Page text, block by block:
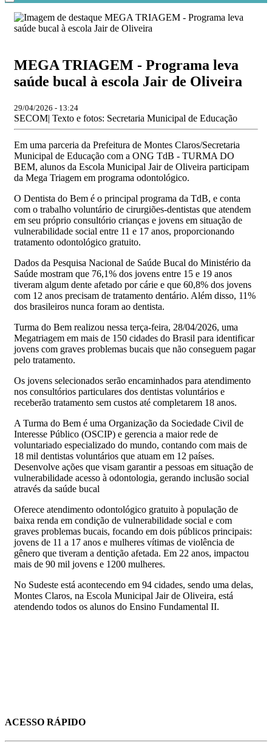
MEGA TRIAGEM - Programa leva
saúde bucal à escola Jair de Oliveira
29/04/2026 - 13:24
SECOM| Texto e fotos: Secretaria Municipal de Educação
Em uma parceria da Prefeitura de Montes Claros/Secretaria
Municipal de Educação com a ONG TdB - TURMA DO
BEM, alunos da Escola Municipal Jair de Oliveira participam
da Mega Triagem em programa odontológico.
O Dentista do Bem é o principal programa da TdB, e conta
com o trabalho voluntário de cirurgiões-dentistas que atendem
em seu próprio consultório crianças e jovens em situação de
vulnerabilidade social entre 11 e 17 anos, proporcionando
tratamento odontológico gratuito.
Dados da Pesquisa Nacional de Saúde Bucal do Ministério da
Saúde mostram que 76,1% dos jovens entre 15 e 19 anos
tiveram algum dente afetado por cárie e que 60,8% dos jovens
com 12 anos precisam de tratamento dentário. Além disso, 11%
dos brasileiros nunca foram ao dentista.
Turma do Bem realizou nessa terça-feira, 28/04/2026, uma
Megatriagem em mais de 150 cidades do Brasil para identificar
jovens com graves problemas bucais que não conseguem pagar
pelo tratamento.
Os jovens selecionados serão encaminhados para atendimento
nos consultórios particulares dos dentistas voluntários e
receberão tratamento sem custos até completarem 18 anos.
A Turma do Bem é uma Organização da Sociedade Civil de
Interesse Público (OSCIP) e gerencia a maior rede de
voluntariado especializado do mundo, contando com mais de
18 mil dentistas voluntários que atuam em 12 países.
Desenvolve ações que visam garantir a pessoas em situação de
vulnerabilidade acesso à odontologia, gerando inclusão social
através da saúde bucal
Oferece atendimento odontológico gratuito à população de
baixa renda em condição de vulnerabilidade social e com
graves problemas bucais, focando em dois públicos principais:
jovens de 11 a 17 anos e mulheres vítimas de violência de
gênero que tiveram a dentição afetada. Em 22 anos, impactou
mais de 90 mil jovens e 1200 mulheres.
No Sudeste está acontecendo em 94 cidades, sendo uma delas,
Montes Claros, na Escola Municipal Jair de Oliveira, está
atendendo todos os alunos do Ensino Fundamental II.
ACESSO RÁPIDO